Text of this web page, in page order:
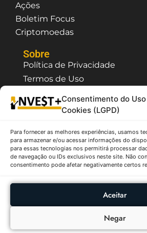
Consentimento do Uso
Cookies (LGPD)
Para fornecer as melhores experiências, usamos
para armazenar e/ou acessar informações do
para essas tecnologias nos permitirá processar
de navegação ou IDs exclusivos neste site. Não
consentimento pode afetar negativamente certos
Aceitar
Negar
Ações
Boletim Focus
Criptomoedas
Sobre
Política de Privacidade
Termos de Uso
Quem Somos
O InvestPlus é um site que
meramente informativo e
informações citadas não tem o
recomendação e/ou sugestão de
decisões tomados a partir das
contidas. Todas as informações
provenientes de fontes
Tesouro Nacional,
InvestPlus - Copyright ©2026 -